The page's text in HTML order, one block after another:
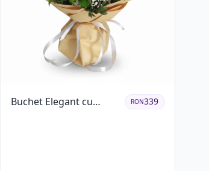
Buchet Elegant cu
RON339